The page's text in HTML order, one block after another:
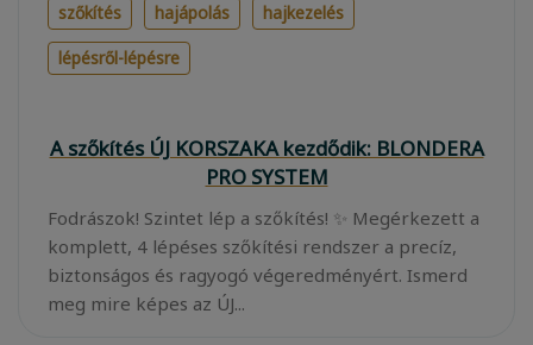
szőkítés
hajápolás
hajkezelés
lépésről-lépésre
A szőkítés ÚJ KORSZAKA kezdődik: BLONDERA
PRO SYSTEM
Fodrászok! Szintet lép a szőkítés! ✨ Megérkezett a
komplett, 4 lépéses szőkítési rendszer a precíz,
biztonságos és ragyogó végeredményért. Ismerd
meg mire képes az ÚJ...